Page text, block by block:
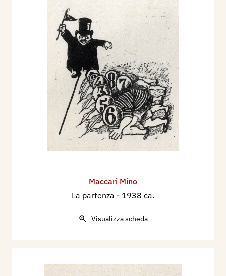
Maccari Mino
La partenza - 1938 ca.
Visualizza scheda